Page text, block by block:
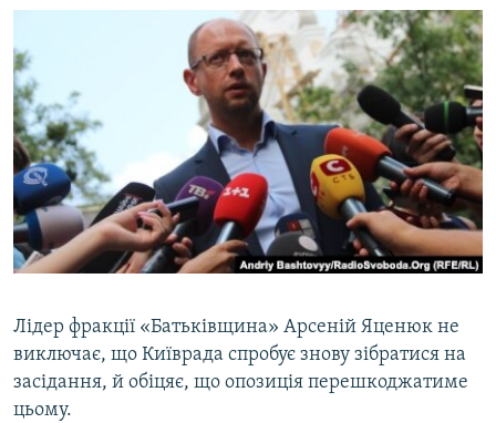
КИТАЙ.ВИКЛИКИ
МУЛЬТИМЕДІА
ФОТО
СПЕЦПРОЄКТИ
ПОДКАСТИ
РУС
УКР
КТАТ
Лідер фракції «Батьківщина» Арсеній Яценюк не
виключає, що Київрада спробує знову зібратися на
засідання, й обіцяє, що опозиція перешкоджатиме
цьому.